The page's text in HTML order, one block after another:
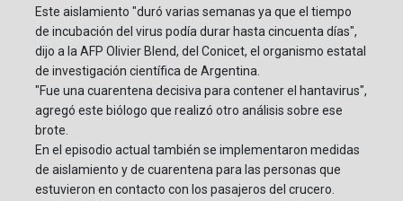
Este aislamiento "duró varias semanas ya que el tiempo
de incubación del virus podía durar hasta cincuenta días",
dijo a la AFP Olivier Blend, del Conicet, el organismo estatal
de investigación científica de Argentina.
"Fue una cuarentena decisiva para contener el hantavirus",
agregó este biólogo que realizó otro análisis sobre ese
brote.
En el episodio actual también se implementaron medidas
de aislamiento y de cuarentena para las personas que
estuvieron en contacto con los pasajeros del crucero.